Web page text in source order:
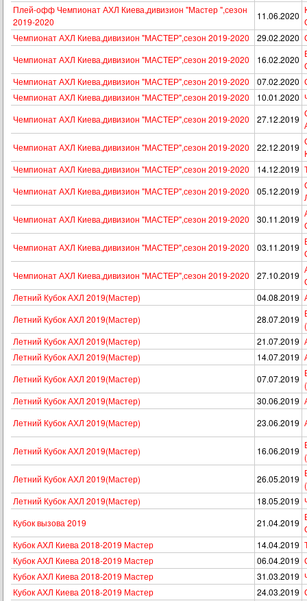
Плей-офф Чемпионат АХЛ Киева,дивизион "Мастер ",сезон
2019-2020
11.06.2020
Чемпионат АХЛ Киева,дивизион "МАСТЕР",сезон 2019-2020
29.02.2020
Чемпионат АХЛ Киева,дивизион "МАСТЕР",сезон 2019-2020
16.02.2020
Чемпионат АХЛ Киева,дивизион "МАСТЕР",сезон 2019-2020
07.02.2020
Чемпионат АХЛ Киева,дивизион "МАСТЕР",сезон 2019-2020
10.01.2020
Чемпионат АХЛ Киева,дивизион "МАСТЕР",сезон 2019-2020
27.12.2019
Чемпионат АХЛ Киева,дивизион "МАСТЕР",сезон 2019-2020
22.12.2019
Чемпионат АХЛ Киева,дивизион "МАСТЕР",сезон 2019-2020
14.12.2019
Чемпионат АХЛ Киева,дивизион "МАСТЕР",сезон 2019-2020
05.12.2019
Чемпионат АХЛ Киева,дивизион "МАСТЕР",сезон 2019-2020
30.11.2019
Чемпионат АХЛ Киева,дивизион "МАСТЕР",сезон 2019-2020
03.11.2019
Чемпионат АХЛ Киева,дивизион "МАСТЕР",сезон 2019-2020
27.10.2019
Летний Кубок АХЛ 2019(Мастер)
04.08.2019
Летний Кубок АХЛ 2019(Мастер)
28.07.2019
Летний Кубок АХЛ 2019(Мастер)
21.07.2019
Летний Кубок АХЛ 2019(Мастер)
14.07.2019
Летний Кубок АХЛ 2019(Мастер)
07.07.2019
Летний Кубок АХЛ 2019(Мастер)
30.06.2019
Летний Кубок АХЛ 2019(Мастер)
23.06.2019
Летний Кубок АХЛ 2019(Мастер) 16.06.2019
Летний Кубок АХЛ 2019(Мастер)
26.05.2019
Летний Кубок АХЛ 2019(Мастер)
18.05.2019
Кубок вызова 2019
21.04.2019
Кубок АХЛ Киева 2018-2019 Мастер
14.04.2019
Кубок АХЛ Киева 2018-2019 Мастер
06.04.2019
Кубок АХЛ Киева 2018-2019 Мастер
31.03.2019
Кубок АХЛ Киева 2018-2019 Мастер
24.03.2019